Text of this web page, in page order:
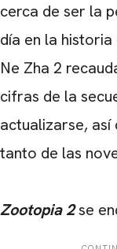
cerca de ser la
día en la
Ne Zha 2
cifras de la
actualizarse,
tanto de las
Zootopia 2se